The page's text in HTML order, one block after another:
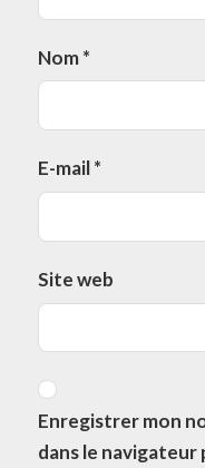
Nom*
E-mail*
Site web
Enregistrer mon
dans le